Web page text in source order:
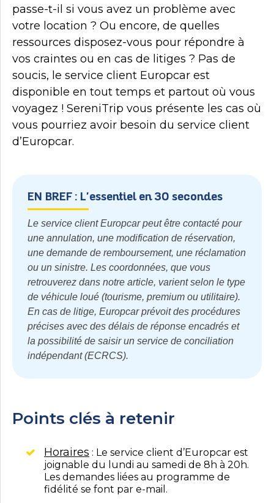
passe-t-il si vous avez un problème avec
votre location ? Ou encore, de quelles
ressources disposez-vous pour répondre à
vos craintes ou en cas de litiges ? Pas de
soucis, le service client Europcar est
disponible en tout temps et partout où vous
voyagez ! SereniTrip vous présente les cas où
vous pourriez avoir besoin du service client
d’Europcar.
EN BREF : L'essentiel en 30 secondes
Le service client Europcar peut être contacté pour
une annulation, une modification de réservation,
une demande de remboursement, une réclamation
ou un sinistre. Les coordonnées, que vous
retrouverez dans notre article, varient selon le type
de véhicule loué (tourisme, premium ou utilitaire).
En cas de litige, Europcar prévoit des procédures
précises avec des délais de réponse encadrés et
la possibilité de saisir un service de conciliation
indépendant (ECRCS).
Points clés à retenir
Horaires : Le service client d’Europcar est
joignable du lundi au samedi de 8h à 20h.
Les demandes liées au programme de
fidélité se font par e-mail.